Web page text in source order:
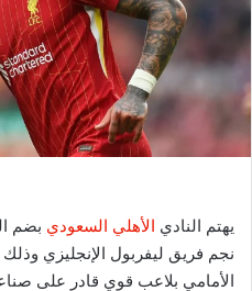
د
ا
إ
ل
ك
ت
يهتم النادي الأهلي السعودي بضم
نجم فريق ليفربول الإنجليزي
الأمامي بلاعب قوي قادر على